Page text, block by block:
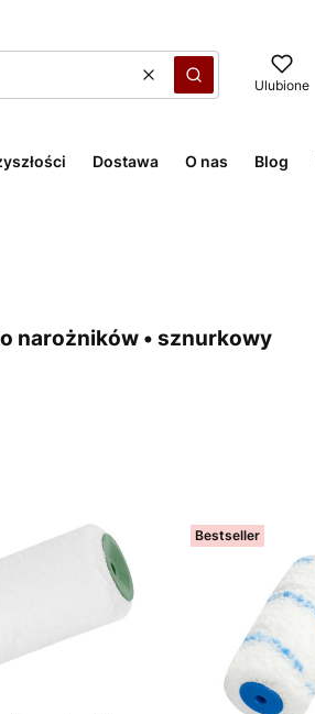
WyczyśćSzukaj Ulubione
Dostawa O nas Blog
narożników • sznurkowy
Bestseller